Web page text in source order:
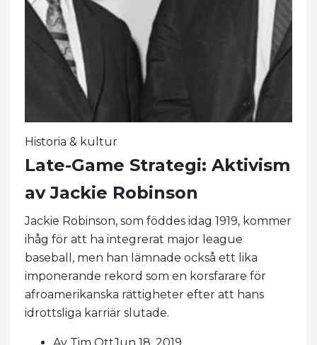
Historia & kultur
Late-Game Strategi: Aktivism
av Jackie Robinson
Jackie Robinson, som föddes idag 1919, kommer
ihåg för att ha integrerat major league
baseball, men han lämnade också ett lika
imponerande rekord som en korsfarare för
afroamerikanska rättigheter efter att hans
idrottsliga karriär slutade.